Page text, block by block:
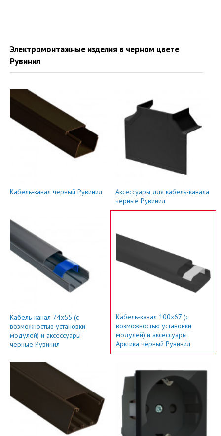
Электромонтажные изделия в черном цвете
Рувинил
Кабель-канал черный Рувинил
Аксессуары для кабель-канала
черные Рувинил
Кабель-канал 74x55 (с
возможностью установки
модулей) и аксессуары
черные Рувинил
Кабель-канал 100x67 (с
возможностью установки
модулей) и аксессуары
Арктика чёрный Рувинил